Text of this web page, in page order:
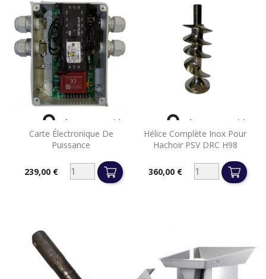
Carte Électronique De
Puissance
Prix239,00 €
 Aperçu rapide
Hélice Complète Inox Pour
Hachoir PSV DRC H98
Prix360,00 €
 Aperçu rapide